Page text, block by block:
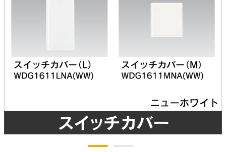
材/機器
電源ケーブル／コネクタ／分電盤／ブレ
ーカ
電源タップ・延長コード
スイッチ・コンセント（配線器具）